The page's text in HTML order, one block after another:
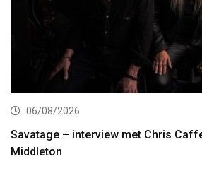
06/08/2026
Savatage – interview met Chris
Middleton